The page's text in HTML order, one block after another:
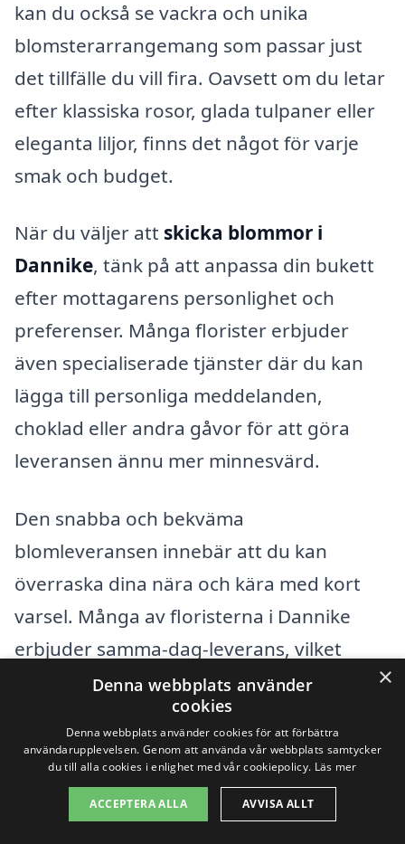
kan du också se vackra och unika
blomsterarrangemang som passar just
det tillfälle du vill fira. Oavsett om du letar
efter klassiska rosor, glada tulpaner eller
eleganta liljor, finns det något för varje
smak och budget.
När du väljer att skicka blommor i
Dannike, tänk på att anpassa din bukett
efter mottagarens personlighet och
preferenser. Många florister erbjuder
även specialiserade tjänster där du kan
lägga till personliga meddelanden,
choklad eller andra gåvor för att göra
leveransen ännu mer minnesvärd.
Den snabba och bekväma
blomleveransen innebär att du kan
överraska dina nära och kära med kort
varsel. Många av floristerna i Dannike
erbjuder samma-dag-leverans, vilket
betyder att du kan skicka blommor direkt
när du tänker på det, utan att få vänta på
ett bättre tillfälle. Det är en perfekt
lösning för de mer spontana, oväntade
guldkornen i livet.
×
Denna webbplats använder
cookies
Denna webbplats använder cookies för att förbättra
användarupplevelsen. Genom att använda vår webbplats samtycker
du till alla cookies i enlighet med vår cookiepolicy. Läs mer
ACCEPTERA ALLA AVVISA ALLT